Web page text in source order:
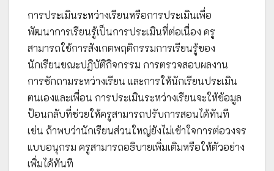
การประเมินระหว่างเรียนหรือการประเมินเพื่อ
พัฒนาการเรียนรู้เป็นการประเมินที่ต่อเนื่อง ครู
สามารถใช้การสังเกตพฤติกรรมการเรียนรู้ของ
นักเรียนขณะปฏิบัติกิจกรรม การตรวจสอบผลงาน
การซักถามระหว่างเรียน และการให้นักเรียนประเมิน
ตนเองและเพื่อน การประเมินระหว่างเรียนจะให้ข้อมูล
ป้อนกลับที่ช่วยให้ครูสามารถปรับการสอนได้ทันที
เช่น ถ้าพบว่านักเรียนส่วนใหญ่ยังไม่เข้าใจการต่อวงจร
แบบอนุกรม ครูสามารถอธิบายเพิ่มเติมหรือให้ตัวอย่าง
เพิ่มได้ทันที